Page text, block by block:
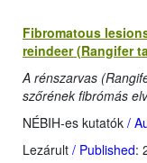
Fibromatous
reindeer (Rangifer
A rénszarvas
szőrének fibrómás
NÉBIH-es kutatók /
Lezárult / Published: